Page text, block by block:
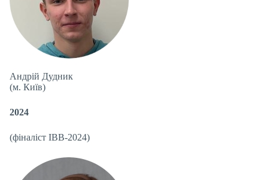
Андрій Дудник
(м. Київ)
2024
(фіналіст IBB-2024)